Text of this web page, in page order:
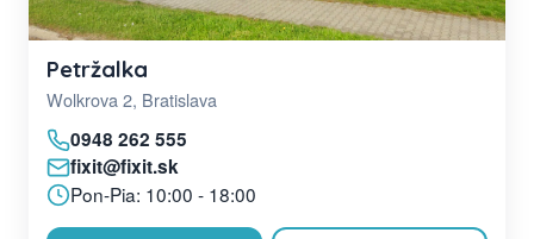
Petržalka
Wolkrova 2, Bratislava
0948 262 555
fixit@fixit.sk
Pon-Pia: 10:00 - 18:00